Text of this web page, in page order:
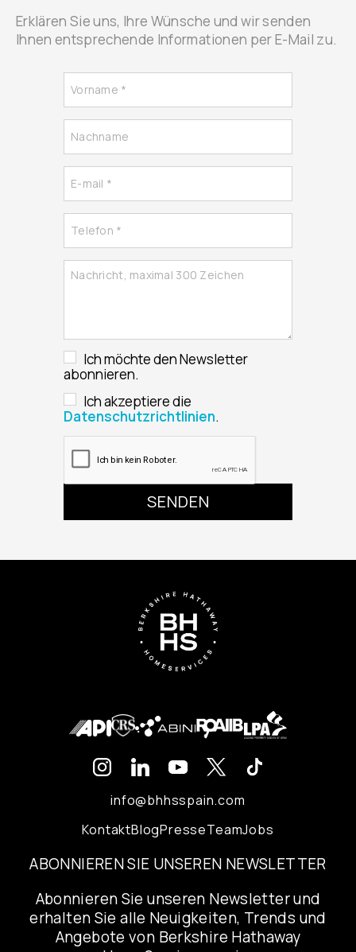
Erklären Sie uns, Ihre Wünsche und wir senden
Ihnen entsprechende Informationen per E-Mail zu.
Ich möchte den Newsletter
abonnieren.
Ich akzeptiere die
Datenschutzrichtlinien.
info@bhhsspain.com
KontaktBlogPresseTeamJobs
ABONNIEREN SIE UNSEREN NEWSLETTER
Abonnieren Sie unseren Newsletter und
erhalten Sie alle Neuigkeiten, Trends und
Angebote von Berkshire Hathaway